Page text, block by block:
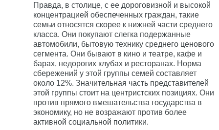
Правда, в столице, с ее дороговизной и высокой
концентрацией обеспеченных граждан, такие
семьи относятся скорее к нижней части среднего
класса. Они покупают слегка подержанные
автомобили, бытовую технику среднего ценового
сегмента. Они бывают в кино и театре, кафе и
барах, недорогих клубах и ресторанах. Норма
сбережений у этой группы семей составляет
около 12%. Значительная часть представителей
этой группы стоит на центристских позициях. Они
против прямого вмешательства государства в
экономику, но не возражают против более
активной социальной политики.